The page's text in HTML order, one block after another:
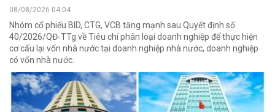
08/08/2026 04:04
Nhóm cổ phiếu BID, CTG, VCB tăng mạnh sau Quyết định số
40/2026/QĐ-TTg về Tiêu chí phân loại doanh nghiệp để thực hiện
cơ cấu lại vốn nhà nước tại doanh nghiệp nhà nước, doanh nghiệp
có vốn nhà nước.